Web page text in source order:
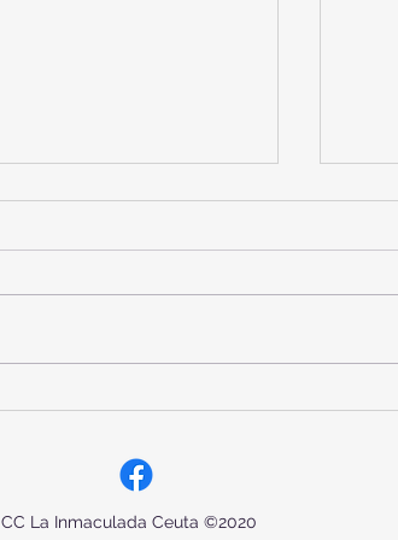
CC La Inmaculada Ceuta ©2020